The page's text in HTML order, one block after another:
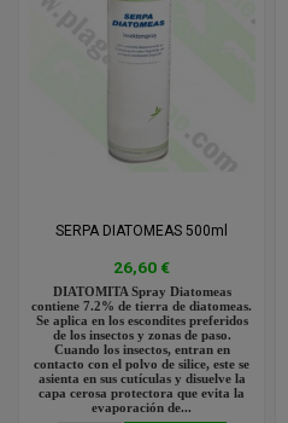
SERPA DIATOMEAS 500ml
26,60 €
DIATOMITA Spray Diatomeas
contiene 7.2% de tierra de diatomeas.
Se aplica en los escondites preferidos
de los insectos y zonas de paso.
Cuando los insectos, entran en
contacto con el polvo de silice, este se
asienta en sus cutículas y disuelve la
capa cerosa protectora que evita la
evaporación de...